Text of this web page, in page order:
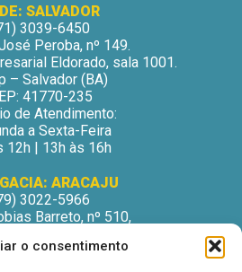
o consentimento
SALVADOR
3039-6450
Peroba, nº 149.
Eldorado, sala 1001.
– Salvador (BA)
41770-235
de Atendimento:
a Sexta-Feira
12h | 13h às 16h
ARACAJU
3022-5966
Barreto, nº 510,
– Aracaju/SE